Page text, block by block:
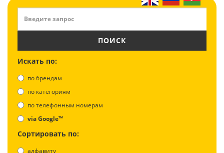
ПОИСК
Искать по:
по брендам
по категориям
по телефонным номерам
via Google™
Сортировать по:
алфавиту